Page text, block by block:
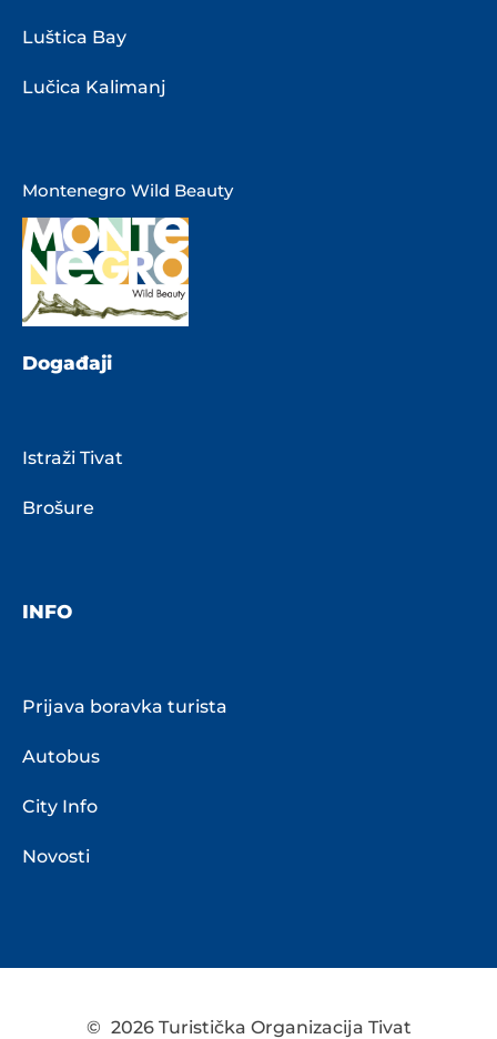
Luštica Bay
Lučica Kalimanj
Montenegro Wild Beauty
Događaji
Istraži Tivat
Brošure
INFO
Prijava boravka turista
Autobus
City Info
Novosti
© 2026 Turistička Organizacija Tivat